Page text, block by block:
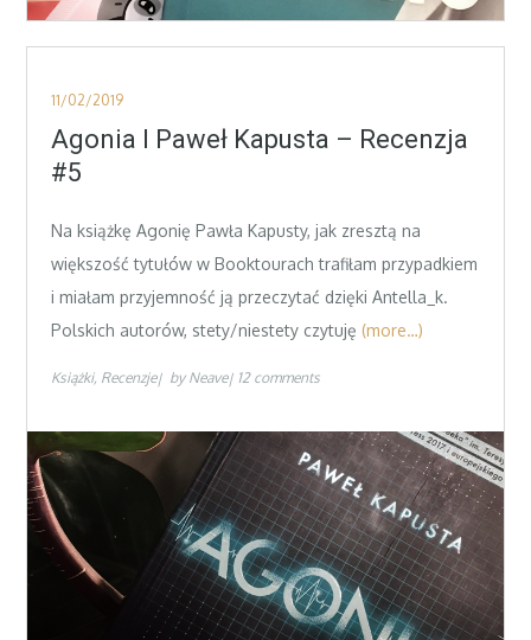
Posted
on
11/02/2019
Agonia I Paweł Kapusta – Recenzja
#5
Na książkę Agonię Pawła Kapusty, jak zresztą na
większość tytułów w Booktourach trafiłam przypadkiem
i miałam przyjemność ją przeczytać dzięki Antella_k.
Polskich autorów, stety/niestety czytuję (more…)
Książki Recenzje by Neave 12 comments